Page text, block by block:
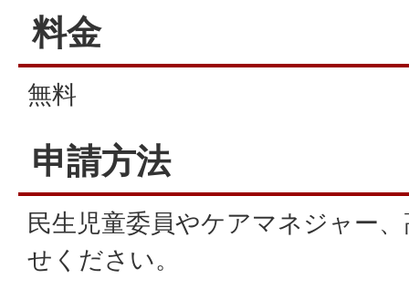
料金
無料
申請方法
民生児童委員やケアマネジャー
せください。